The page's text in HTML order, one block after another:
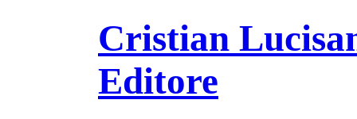
Cristian
Editore